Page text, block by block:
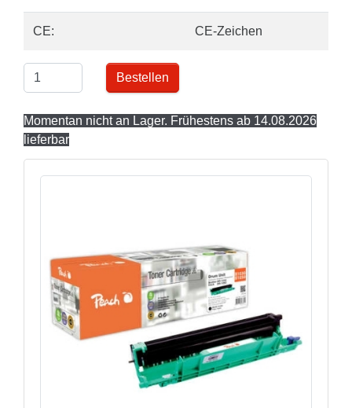
CE: CE-Zeichen
Bestellen
Momentan nicht an Lager. Frühestens ab 14.08.2026
lieferbar